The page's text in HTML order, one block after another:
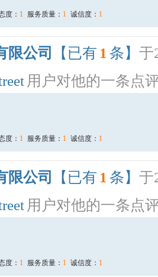
度： 1 服务质量： 1 诚信度： 1
限公司 【已有 1 条】 于
用户对他的一条点
度： 1 服务质量： 1 诚信度： 1
限公司 【已有 1 条】 于
用户对他的一条点
度： 1 服务质量： 1 诚信度： 1